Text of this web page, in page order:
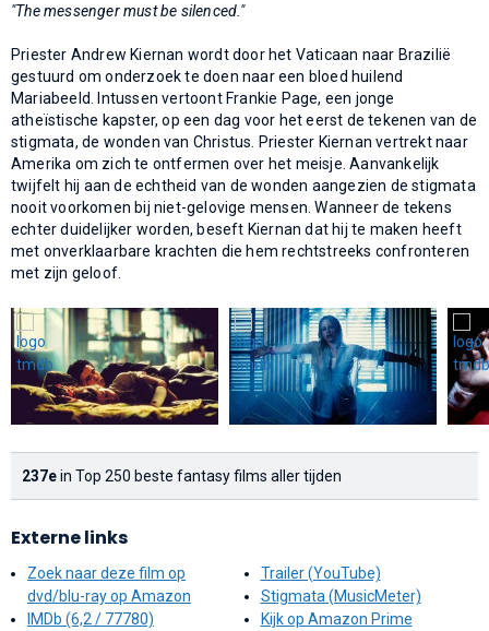
"The messenger must be silenced."
Priester Andrew Kiernan wordt door het Vaticaan naar Brazilië
gestuurd om onderzoek te doen naar een bloed huilend
Mariabeeld. Intussen vertoont Frankie Page, een jonge
atheïstische kapster, op een dag voor het eerst de tekenen van de
stigmata, de wonden van Christus. Priester Kiernan vertrekt naar
Amerika om zich te ontfermen over het meisje. Aanvankelijk
twijfelt hij aan de echtheid van de wonden aangezien de stigmata
nooit voorkomen bij niet-gelovige mensen. Wanneer de tekens
echter duidelijker worden, beseft Kiernan dat hij te maken heeft
met onverklaarbare krachten die hem rechtstreeks confronteren
met zijn geloof.
237ein Top 250 beste fantasy films aller tijden
Externe links
Zoek naar deze film op
dvd/blu-ray op Amazon
IMDb (6,2 / 77780)
Trailer (YouTube)
Stigmata (MusicMeter)
Kijk op Amazon Prime